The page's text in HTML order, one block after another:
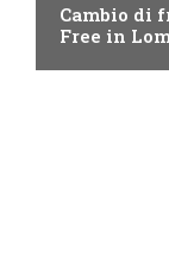
Cambio di
Free in